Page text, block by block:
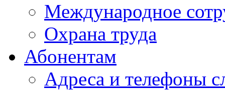
Международное
Охрана труда
Абонентам
Адреса и телефоны